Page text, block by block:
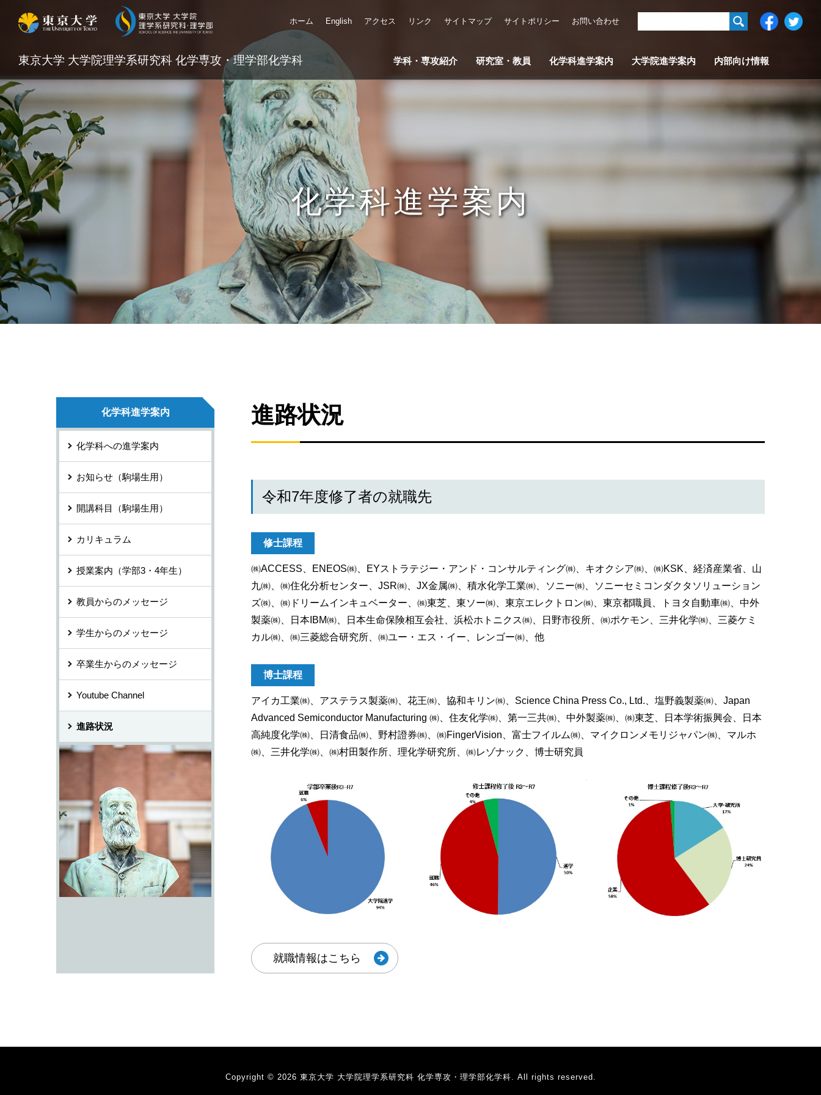
東京大学 大学院理学系研究科 化学専攻・理学部化学科 学科・専攻紹介 研究室・教員 化学科進学案内 大学院進学案内 内部向け情報
ホーム English アクセス リンク サイトマップ サイトポリシー お問い合わせ
化学科進学案内
進路状況
令和7年度修了者の就職先
修士課程
㈱ACCESS、ENEOS㈱、EYストラテジー・アンド・コンサルティング㈱、キオクシア㈱、㈱KSK、経済産業省、山
九㈱、㈱住化分析センター、JSR㈱、JX金属㈱、積水化学工業㈱、ソニー㈱、ソニーセミコンダクタソリューション
ズ㈱、㈱ドリームインキュベーター、㈱東芝、東ソー㈱、東京エレクトロン㈱、東京都職員、トヨタ自動車㈱、中外
製薬㈱、日本IBM㈱、日本生命保険相互会社、浜松ホトニクス㈱、日野市役所、㈱ポケモン、三井化学㈱、三菱ケミ
カル㈱、㈱三菱総合研究所、㈱ユー・エス・イー、レンゴー㈱、他
博士課程
アイカ工業㈱、アステラス製薬㈱、花王㈱、協和キリン㈱、Science China Press Co., Ltd.、塩野義製薬㈱、Japan
Advanced Semiconductor Manufacturing ㈱、住友化学㈱、第一三共㈱、中外製薬㈱、㈱東芝、日本学術振興会、日本
高純度化学㈱、日清食品㈱、野村證券㈱、㈱FingerVision、富士フイルム㈱、マイクロンメモリジャパン㈱、マルホ
㈱、三井化学㈱、㈱村田製作所、理化学研究所、㈱レゾナック、博士研究員
就職情報はこちら
化学科進学案内
化学科への進学案内
お知らせ（駒場生用）
開講科目（駒場生用）
カリキュラム
授業案内（学部3・4年生）
教員からのメッセージ
学生からのメッセージ
卒業生からのメッセージ
Youtube Channel
進路状況
Copyright © 2026 東京大学 大学院理学系研究科 化学専攻・理学部化学科. All rights reserved.